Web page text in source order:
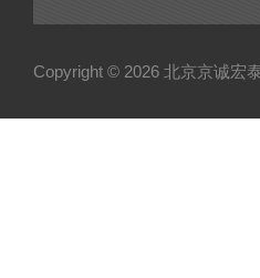
Copyright © 2026 北京京诚宏